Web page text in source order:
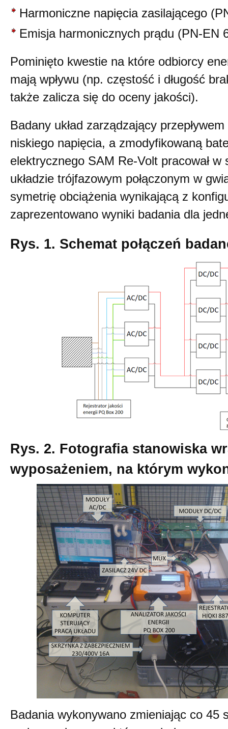
Harmoniczne napięcia zasilającego
Emisja harmonicznych prądu (PN-EN
Pominięto kwestie na które odbiorcy
mają wpływu (np. częstość i długość
także zalicza się do oceny jakości).
Badany układ zarządzający
niskiego napięcia, a zmodyfikowaną
elektrycznego SAM Re-Volt pracował w
układzie trójfazowym połączonym w
symetrię obciążenia wynikającą z
zaprezentowano wyniki badania dla
Rys. 1. Schemat połączeń
Rys. 2. Fotografia stanowiska
wyposażeniem, na którym
Badania wykonywano zmieniając co 45